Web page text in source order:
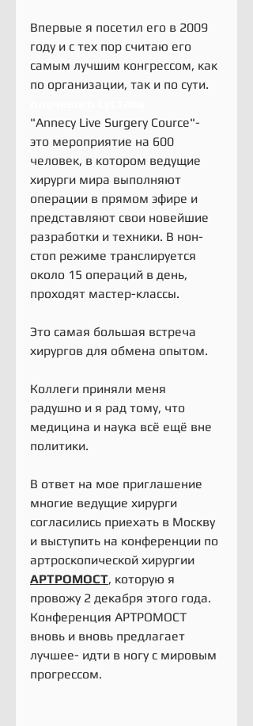
Впервые я посетил его в 2009
году и с тех пор считаю его
самым лучшим конгрессом, как
по организации, так и по сути.
"Annecy Live Surgery Cource"-
это мероприятие на 600
человек, в котором ведущие
хирурги мира выполняют
операции в прямом эфире и
представляют свои новейшие
разработки и техники. В нон-
стоп режиме транслируется
около 15 операций в день,
проходят мастер-классы.
Это самая большая встреча
хирургов для обмена опытом.
Коллеги приняли меня
радушно и я рад тому, что
медицина и наука всё ещё вне
политики.
В ответ на мое приглашение
многие ведущие хирурги
согласились приехать в Москву
и выступить на конференции по
артроскопической хирургии
АРТРОМОСТ, которую я
провожу 2 декабря этого года.
Конференция АРТРОМОСТ
вновь и вновь предлагает
лучшее- идти в ногу с мировым
прогрессом.